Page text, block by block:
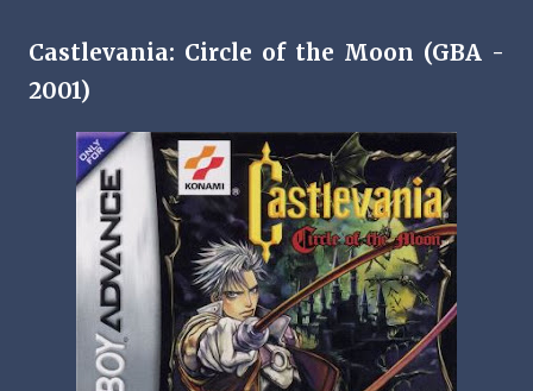
Castlevania: Circle of the Moon (GBA -
2001)